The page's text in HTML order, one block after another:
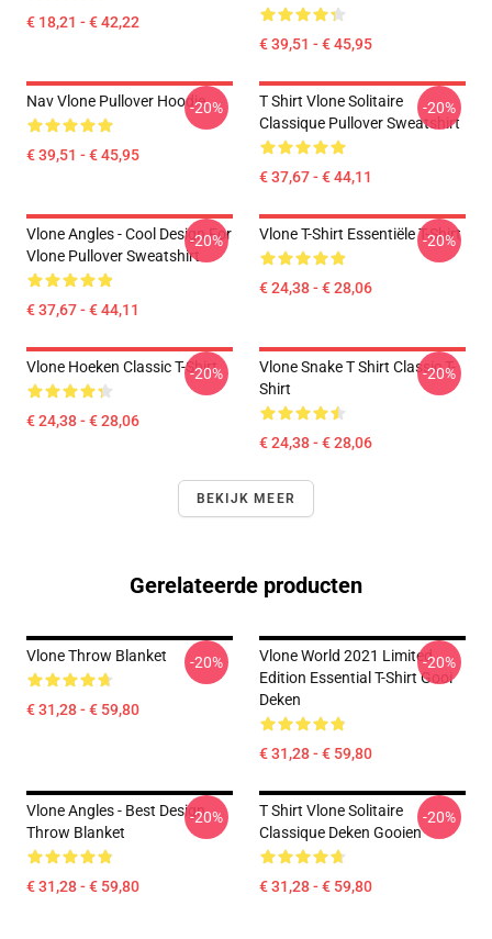
€ 18,21 - € 42,22
€ 39,51 - € 45,95
Nav Vlone Pullover Hoodie
€ 39,51 - € 45,95
-20%
T Shirt Vlone Solitaire
Classique Pullover Sweatshirt
€ 37,67 - € 44,11
-20%
Vlone Angles - Cool Design For
Vlone Pullover Sweatshirt
€ 37,67 - € 44,11
-20% Vlone T-Shirt Essentiële T-Shirt
€ 24,38 - € 28,06
-20%
Vlone Hoeken Classic T-Shirt
€ 24,38 - € 28,06
-20%
Vlone Snake T Shirt Classic T-
Shirt
€ 24,38 - € 28,06
-20%
BEKIJK MEER
Gerelateerde producten
Vlone Throw Blanket
€ 31,28 - € 59,80
-20%
Vlone World 2021 Limited
Edition Essential T-Shirt Gooi
Deken
€ 31,28 - € 59,80
-20%
Vlone Angles - Best Design
Throw Blanket
€ 31,28 - € 59,80
-20%
T Shirt Vlone Solitaire
Classique Deken Gooien
€ 31,28 - € 59,80
-20%